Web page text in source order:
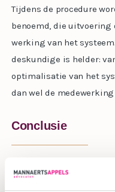
Tijdens de procedure
benoemd, die uitvoering
werking van het
deskundige is helder:
optimalisatie van het
dan wel de
Conclusie
De rechter volgt deze
is van gebreken,